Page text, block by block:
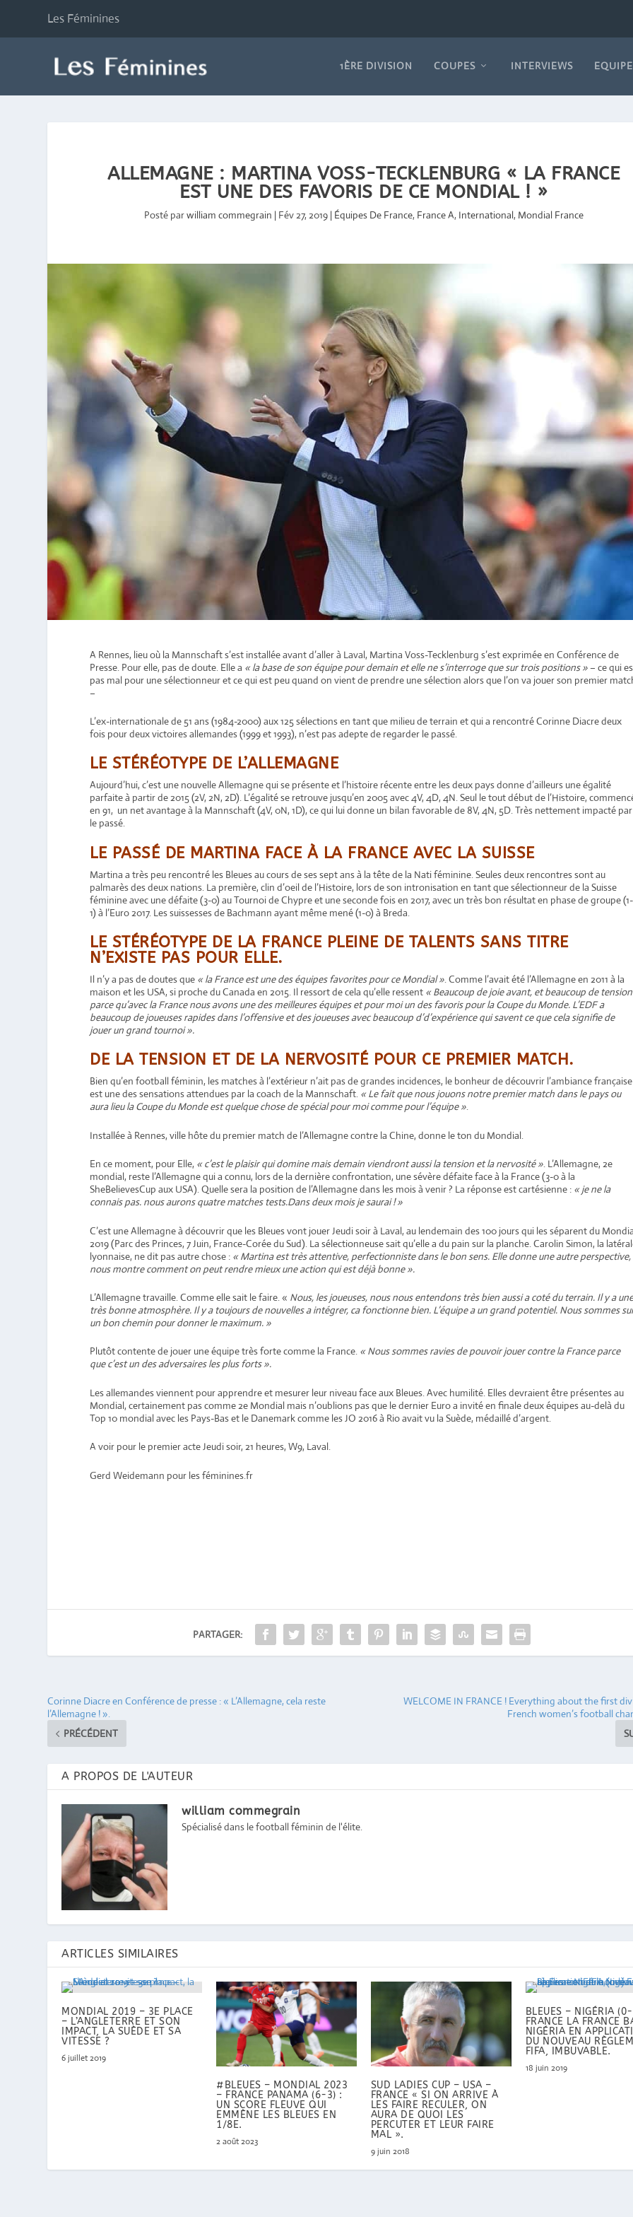
Les Féminines
1ÈRE DIVISION COUPES INTERVIEWS
ALLEMAGNE : MARTINA VOSS-TECKLENBURG « LA FRANCE
EST UNE DES FAVORIS DE CE MONDIAL ! »
Posté parwilliam commegrain | Fév 27, 2019| Équipes De France, France A, International, Mondial France
A Rennes, lieu où la Mannschaft s’est installée avant d’aller à Laval, Martina Voss-Tecklenburg s’est exprimée en Conférence de
Presse. Pour elle, pas de doute. Elle a « la base de son équipe pour demain et elle ne s’interroge que sur trois positions » – ce qui
pas mal pour une sélectionneur et ce qui est peu quand on vient de prendre une sélection alors que l’on va jouer son premier
–
L’ex-internationale de 51 ans (1984-2000) aux 125 sélections en tant que milieu de terrain et qui a rencontré Corinne Diacre deux
fois pour deux victoires allemandes (1999 et 1993), n’est pas adepte de regarder le passé.
LE STÉRÉOTYPE DE L’ALLEMAGNE
Aujourd’hui, c’est une nouvelle Allemagne qui se présente et l’histoire récente entre les deux pays donne d’ailleurs une égalité
parfaite à partir de 2015 (2V, 2N, 2D). L’égalité se retrouve jusqu’en 2005 avec 4V, 4D, 4N. Seul le tout début de l’Histoire,
en 91, un net avantage à la Mannschaft (4V, 0N, 1D), ce qui lui donne un bilan favorable de 8V, 4N, 5D. Très nettement impacté par
le passé.
LE PASSÉ DE MARTINA FACE À LA FRANCE AVEC LA SUISSE
Martina a très peu rencontré les Bleues au cours de ses sept ans à la tête de la Nati féminine. Seules deux rencontres sont au
palmarès des deux nations. La première, clin d’oeil de l’Histoire, lors de son intronisation en tant que sélectionneur de la Suisse
féminine avec une défaite (3-0) au Tournoi de Chypre et une seconde fois en 2017, avec un très bon résultat en phase de groupe (1-
1) à l’Euro 2017. Les suissesses de Bachmann ayant même mené (1-0) à Breda.
LE STÉRÉOTYPE DE LA FRANCE PLEINE DE TALENTS SANS TITRE
N’EXISTE PAS POUR ELLE.
Il n’y a pas de doutes que « la France est une des équipes favorites pour ce Mondial ». Comme l’avait été l’Allemagne en 2011 à la
maison et les USA, si proche du Canada en 2015. Il ressort de cela qu’elle ressent « Beaucoup de joie avant, et beaucoup de tension
parce qu’avec la France nous avons une des meilleures équipes et pour moi un des favoris pour la Coupe du Monde. L’EDF a
beaucoup de joueuses rapides dans l’offensive et des joueuses avec beaucoup d’d’expérience qui savent ce que cela signifie de
jouer un grand tournoi ».
DE LA TENSION ET DE LA NERVOSITÉ POUR CE PREMIER MATCH.
Bien qu’en football féminin, les matches à l’extérieur n’ait pas de grandes incidences, le bonheur de découvrir l’ambiance française
est une des sensations attendues par la coach de la Mannschaft. « Le fait que nous jouons notre premier match dans le pays ou
aura lieu la Coupe du Monde est quelque chose de spécial pour moi comme pour l’équipe ».
Installée à Rennes, ville hôte du premier match de l’Allemagne contre la Chine, donne le ton du Mondial.
En ce moment, pour Elle, « c’est le plaisir qui domine mais demain viendront aussi la tension et la nervosité ». L’Allemagne, 2e
mondial, reste l’Allemagne qui a connu, lors de la dernière confrontation, une sévère défaite face à la France (3-0 à la
SheBelievesCup aux USA). Quelle sera la position de l’Allemagne dans les mois à venir ? La réponse est cartésienne : « je ne la
connais pas. nous aurons quatre matches tests.Dans deux mois je saurai ! »
C’est une Allemagne à découvrir que les Bleues vont jouer Jeudi soir à Laval, au lendemain des 100 jours qui les séparent du
2019 (Parc des Princes, 7 Juin, France-Corée du Sud). La sélectionneuse sait qu’elle a du pain sur la planche. Carolin Simon, la
lyonnaise, ne dit pas autre chose : « Martina est très attentive, perfectionniste dans le bon sens. Elle donne une autre perspective,
nous montre comment on peut rendre mieux une action qui est déjà bonne ».
L’Allemagne travaille. Comme elle sait le faire. « Nous, les joueuses, nous nous entendons très bien aussi a coté du terrain. Il y a
très bonne atmosphère. Il y a toujours de nouvelles a intégrer, ca fonctionne bien. L’équipe a un grand potentiel. Nous sommes
un bon chemin pour donner le maximum. »
Plutôt contente de jouer une équipe très forte comme la France. « Nous sommes ravies de pouvoir jouer contre la France parce
que c’est un des adversaires les plus forts ».
Les allemandes viennent pour apprendre et mesurer leur niveau face aux Bleues. Avec humilité. Elles devraient être présentes au
Mondial, certainement pas comme 2e Mondial mais n’oublions pas que le dernier Euro a invité en finale deux équipes au-delà du
Top 10 mondial avec les Pays-Bas et le Danemark comme les JO 2016 à Rio avait vu la Suède, médaillé d’argent.
A voir pour le premier acte Jeudi soir, 21 heures, W9, Laval.
Gerd Weidemann pour les féminines.fr
PARTAGER:
Corinne Diacre en Conférence de presse : « L’Allemagne, cela reste
l’Allemagne ! ».
PRÉCÉDENT
WELCOME IN FRANCE ! Everything about the first
French women’s football
A PROPOS DE L'AUTEUR
william commegrain
Spécialisé dans le football féminin de l'élite.
ARTICLES SIMILAIRES
MONDIAL 2019 – 3E PLACE
– L’ANGLETERRE ET SON
IMPACT, LA SUÈDE ET SA
VITESSE ?
6 juillet 2019
#BLEUES – MONDIAL 2023
– FRANCE PANAMA (6-3) :
UN SCORE FLEUVE QUI
EMMÈNE LES BLEUES EN
1/8E.
2 août 2023
SUD LADIES CUP – USA –
FRANCE « SI ON ARRIVE À
LES FAIRE RECULER, ON
AURA DE QUOI LES
PERCUTER ET LEUR FAIRE
MAL ».
9 juin 2018
BLEUES – NIGÉRIA
FRANCE LA FRANCE
NIGÉRIA EN
DU NOUVEAU
FIFA, IMBUVABLE.
18 juin 2019